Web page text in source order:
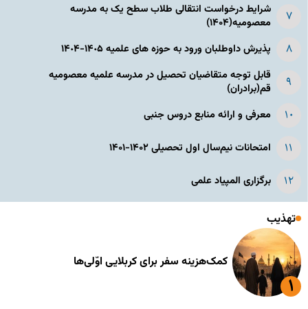
شرایط درخواست انتقالی طلاب سطح یک به مدرسه
معصومیه(۱۴۰۴)
پذیرش داوطلبان ورود به حوزه های علمیه ١۴٠۵-١۴٠۴
قابل توجه متقاضیان تحصیل در مدرسه علمیه معصومیه
قم(برادران)
معرفی و ارائه منابع دروس جنبی
امتحانات نیم‌سال اول تحصیلی ۱۴۰۲-۱۴۰۱
برگزاری المپیاد علمی
تهذیب
کمک‌هزینه سفر برای کربلایی اوّلی‌ها